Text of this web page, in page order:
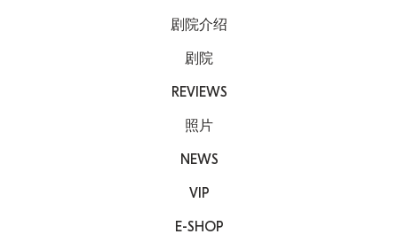
剧院介绍
剧院
REVIEWS
照片
NEWS
VIP
E-SHOP